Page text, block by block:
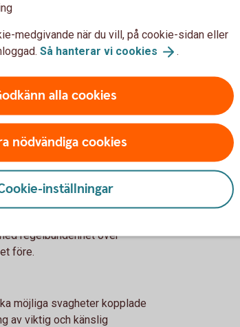
företagets säkerhet.
stickprov.
och behov
både ekonomibehörigheter
eftersom allt för generösa
regelbundenhet över
före.
möjliga svagheter kopplade
av viktig och känslig
medgivande när du vill, på cookie-sidan eller
Så hanterar vi cookies .
alla cookies
nödvändiga cookies
inställningar